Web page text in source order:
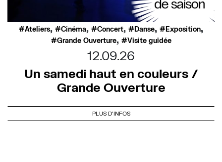
Ateliers, Cinéma, Concert, Danse, Exposition,
Grande Ouverture, Visite guidée
12.09.26
Un samedi haut en couleurs /
Grande Ouverture
PLUS D'INFOS